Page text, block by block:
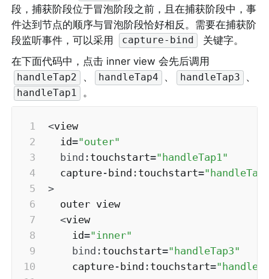
段，捕获阶段位于冒泡阶段之前，且在捕获阶段中，事
件达到节点的顺序与冒泡阶段恰好相反。需要在捕获阶
段监听事件，可以采用
capture-bind
关键字。
handleTap2 、 handleTap4 、 handleTap3 、
handleTap1 。
<view
  id
="outer"
bind : touchstart="handleTap1"
  capture
- bind : touchstart=
>
  outer view
<view
    id
="inner"
bind : touchstart="handleTap3"
    capture
- bind : touchstart=